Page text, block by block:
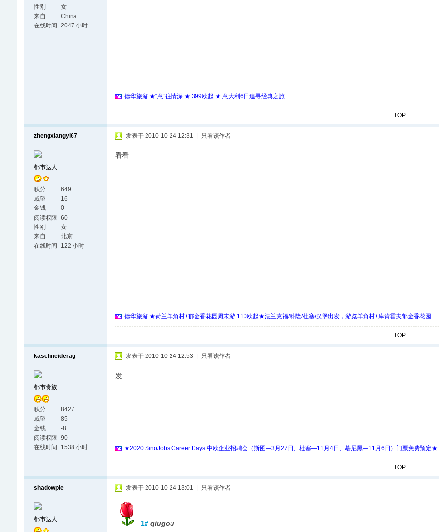
性别
女
来自
China
在线时间
2047 小时
德华旅游 ★“意”往情深 ★ 399欧起 ★ 意大利6日追寻经典之旅
TOP
zhengxiangyi67
都市达人
积分
649
威望
16
金钱
0
阅读权限 60
性别
女
来自
北京
在线时间
122 小时
发表于 2010-10-24 12:31 只看该作者
看看
德华旅游 ★荷兰羊角村+郁金香花园周末游 110欧起★法兰克福/科隆/杜塞/汉堡出发，游览羊角村+库肯霍夫郁金香花园
TOP
kaschneiderag
都市贵族
积分
8427
威望
85
金钱
-8
阅读权限 90
在线时间
1538 小时
发表于 2010-10-24 12:53 只看该作者
发
★2020 SinoJobs Career Days 中欧企业招聘会（斯图—3月27日、杜塞—11月4日、慕尼黑—11月6日）门票免费预定★
TOP
shadowpie
都市达人
发表于 2010-10-24 13:01 只看该作者
1# qiugou